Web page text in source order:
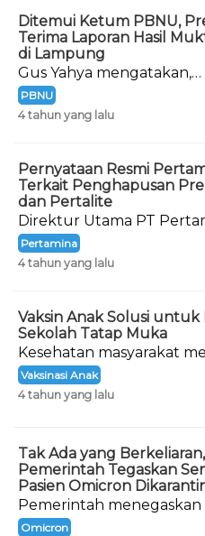
Ditemui Ketum PBNU,
Terima Laporan Hasil
di Lampung
Gus Yahya mengatakan,
kedatangannya menemui
dalam rangka melaporkan
PBNU
4 tahun yang lalu
Pernyataan Resmi
Terkait Penghapusan
dan Pertalite
Direktur Utama PT
(Persero) Nicke Widyawati
memberikan pernyataan
Premium dan Pertalite.
Pertamina
4 tahun yang lalu
Vaksin Anak Solusi untuk
Sekolah Tatap Muka
Kesehatan masyarakat
prioritas pemerintah dalam
penanganan Covid-19 di
Vaksinasi Anak
4 tahun yang lalu
Tak Ada yang Berkeliaran,
Pemerintah Tegaskan
Pasien Omicron
Pemerintah menegaskan
pasien yang terinfeksi
Omicron